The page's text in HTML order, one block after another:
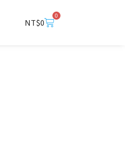
NT$0
0
購
物